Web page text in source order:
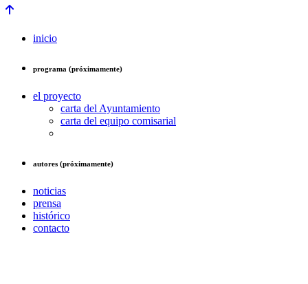
inicio
programa (próximamente)
el proyecto
carta del Ayuntamiento
carta del equipo comisarial
autores (próximamente)
noticias
prensa
histórico
contacto